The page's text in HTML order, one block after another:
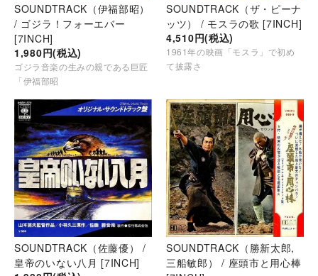
SOUNDTRACK（伊福部昭）
/ ゴジラ！フォーエバー
[7INCH]
1,980円(税込)
ゴジラ音楽の生みの親である巨匠
「伊福部昭
SOUNDTRACK（ザ・ピーナ
ッツ） / モスラの歌 [7INCH]
4,510円(税込)
1961年の映画「モスラ」で初め
て披露さ
SOUNDTRACK（佐藤優） /
皇帝のいない八月 [7INCH]
SOUNDTRACK（勝新太郎,
三船敏郎） / 座頭市と用心棒